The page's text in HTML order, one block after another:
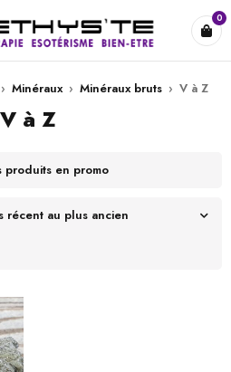
0
› Minéraux › Minéraux bruts › V à Z
V à Z
récent au plus ancien
produits en promo